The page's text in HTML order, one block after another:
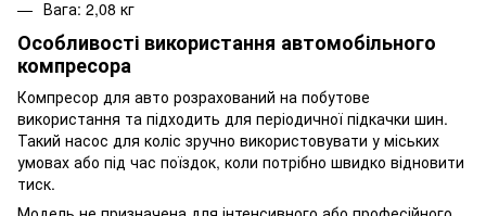
Вага: 2,08 кг
Особливості використання автомобільного
компресора
Компресор для авто розрахований на побутове
використання та підходить для періодичної підкачки шин.
Такий насос для коліс зручно використовувати у міських
умовах або під час поїздок, коли потрібно швидко відновити
тиск.